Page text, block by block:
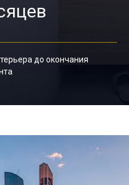
до окончания